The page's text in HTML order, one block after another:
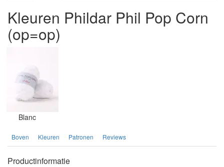
Kleuren Phildar Phil Pop Corn
(op=op)
Blanc
Boven Kleuren Patronen Reviews
Productinformatie